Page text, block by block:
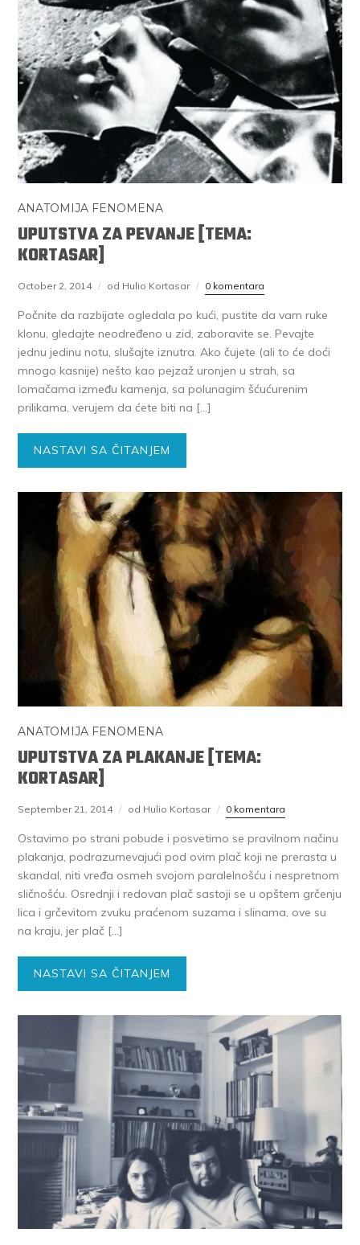
ANATOMIJA FENOMENA
UPUTSTVA ZA PEVANJE [TEMA:
KORTASAR]
October 2, 2014 od Hulio Kortasar 0 komentara
Počnite da razbijate ogledala po kući, pustite da vam ruke
klonu, gledajte neodređeno u zid, zaboravite se. Pevajte
jednu jedinu notu, slušajte iznutra. Ako čujete (ali to će doći
mnogo kasnije) nešto kao pejzaž uronjen u strah, sa
lomačama između kamenja, sa polunagim šćućurenim
prilikama, verujem da ćete biti na […]
NASTAVI SA ČITANJEM
ANATOMIJA FENOMENA
UPUTSTVA ZA PLAKANJE [TEMA:
KORTASAR]
September 21, 2014 od Hulio Kortasar 0 komentara
Ostavimo po strani pobude i posvetimo se pravilnom načinu
plakanja, podrazumevajući pod ovim plač koji ne prerasta u
skandal, niti vređa osmeh svojom paralelnošću i nespretnom
sličnošću. Osrednji i redovan plač sastoji se u opštem grčenju
lica i grčevitom zvuku praćenom suzama i slinama, ove su
na kraju, jer plač […]
NASTAVI SA ČITANJEM